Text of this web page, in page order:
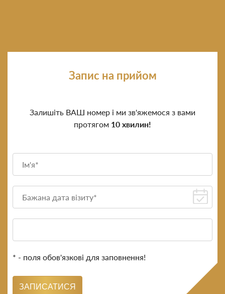
Запис на прийом
Залишіть ВАШ номер і ми зв'яжемося з вами
протягом 10 хвилин!
* - поля обов'язкові для заповнення!
ЗАПИСАТИСЯ